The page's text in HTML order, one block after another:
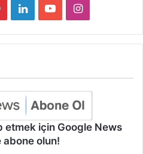
LinkedInYouTubeInstagram
etmek için Google News
abone olun!